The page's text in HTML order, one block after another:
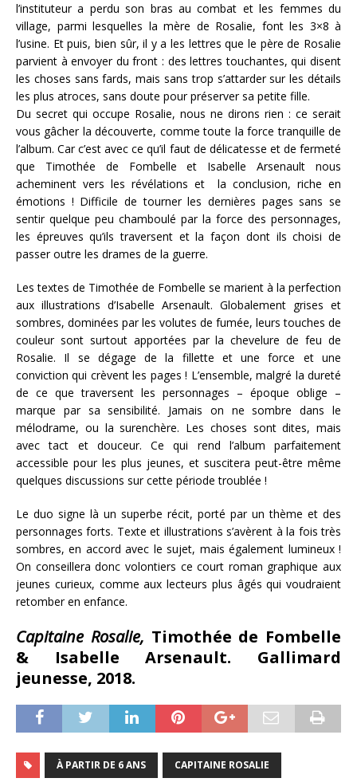
l’instituteur a perdu son bras au combat et les femmes du
village, parmi lesquelles la mère de Rosalie, font les 3×8 à
l’usine. Et puis, bien sûr, il y a les lettres que le père de Rosalie
parvient à envoyer du front : des lettres touchantes, qui disent
les choses sans fards, mais sans trop s’attarder sur les détails
les plus atroces, sans doute pour préserver sa petite fille.
Du secret qui occupe Rosalie, nous ne dirons rien : ce serait
vous gâcher la découverte, comme toute la force tranquille de
l’album. Car c’est avec ce qu’il faut de délicatesse et de fermeté
que Timothée de Fombelle et Isabelle Arsenault nous
acheminent vers les révélations et la conclusion, riche en
émotions ! Difficile de tourner les dernières pages sans se
sentir quelque peu chamboulé par la force des personnages,
les épreuves qu’ils traversent et la façon dont ils choisi de
passer outre les drames de la guerre.
Les textes de Timothée de Fombelle se marient à la perfection
aux illustrations d’Isabelle Arsenault. Globalement grises et
sombres, dominées par les volutes de fumée, leurs touches de
couleur sont surtout apportées par la chevelure de feu de
Rosalie. Il se dégage de la fillette et une force et une
conviction qui crèvent les pages ! L’ensemble, malgré la dureté
de ce que traversent les personnages – époque oblige –
marque par sa sensibilité. Jamais on ne sombre dans le
mélodrame, ou la surenchère. Les choses sont dites, mais
avec tact et douceur. Ce qui rend l’album parfaitement
accessible pour les plus jeunes, et suscitera peut-être même
quelques discussions sur cette période troublée !
Le duo signe là un superbe récit, porté par un thème et des
personnages forts. Texte et illustrations s’avèrent à la fois très
sombres, en accord avec le sujet, mais également lumineux !
On conseillera donc volontiers ce court roman graphique aux
jeunes curieux, comme aux lecteurs plus âgés qui voudraient
retomber en enfance.
Capitaine Rosalie, Timothée de Fombelle
& Isabelle Arsenault. Gallimard
jeunesse, 2018.
À PARTIR DE 6 ANS CAPITAINE ROSALIE